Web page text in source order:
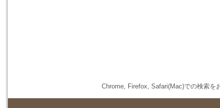
Chrome, Firefox, Safari(Mac)での検索を